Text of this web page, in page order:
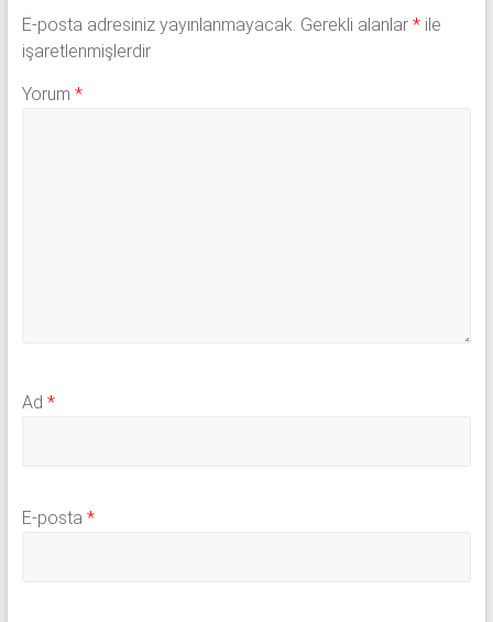
E-posta adresiniz yayınlanmayacak. Gerekli alanlar *ile
işaretlenmişlerdir
Yorum *
Ad *
E-posta *